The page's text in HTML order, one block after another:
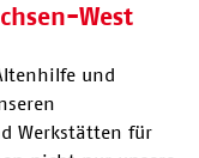
West
und
Werkstätten für